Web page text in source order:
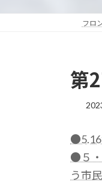
フロ
第
●5.16
●５・
う市